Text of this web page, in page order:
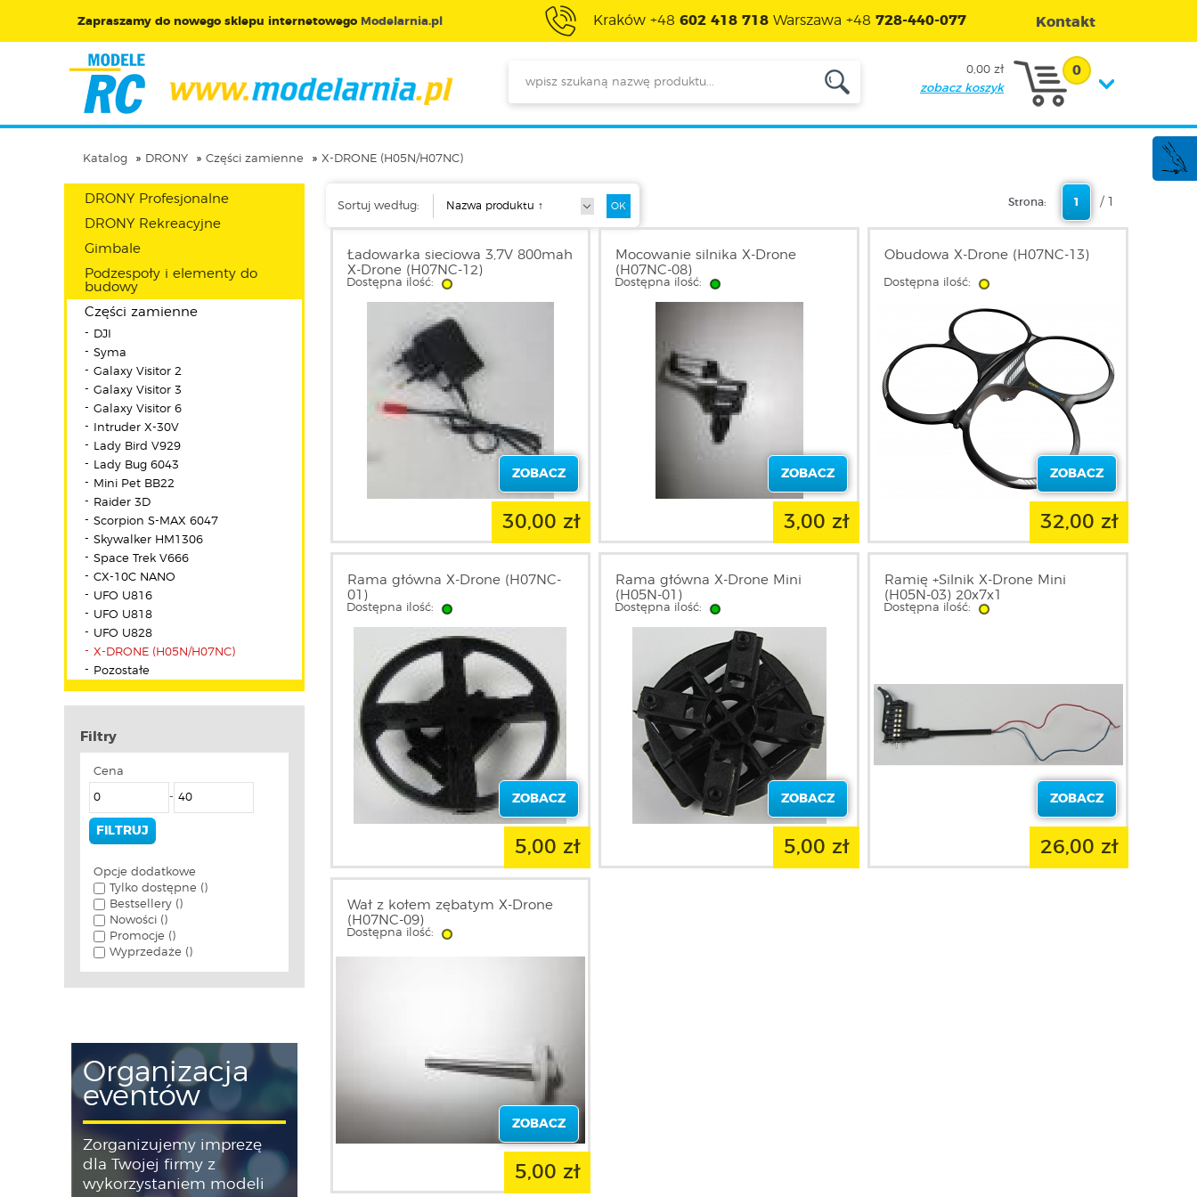
Zapraszamy do nowego sklepu internetowego Modelarnia.pl Kraków +48 602 418 718Warszawa +48 728-440-077 Kontakt
0,00 zł
zobacz koszyk
0
Katalog DRONY Części zamienne X-DRONE (H05N/H07NC)
DRONY Profesjonalne
DRONY Rekreacyjne
Gimbale
Podzespoły i elementy do
budowy
Części zamienne
DJI
Syma
Galaxy Visitor 2
Galaxy Visitor 3
Galaxy Visitor 6
Intruder X-30V
Lady Bird V929
Lady Bug 6043
Mini Pet BB22
Raider 3D
Scorpion S-MAX 6047
Skywalker HM1306
Space Trek V666
CX-10C NANO
UFO U816
UFO U818
UFO U828
X-DRONE (H05N/H07NC)
Pozostałe
Filtry
Cena
-
Opcje dodatkowe
Tylko dostępne ()
Bestsellery ()
Nowości ()
Promocje ()
Wyprzedaże ()
Organizacja
eventów
Zorganizujemy imprezę
dla Twojej firmy z
wykorzystaniem modeli
Sortuj według: Strona: 1 / 1
Ładowarka sieciowa 3,7V 800mah
X-Drone (H07NC-12)
Dostępna ilość:
ZOBACZ
30,00 zł
Mocowanie silnika X-Drone
(H07NC-08)
Dostępna ilość:
ZOBACZ
3,00 zł
Obudowa X-Drone (H07NC-13)
Dostępna ilość:
ZOBACZ
32,00 zł
Rama główna X-Drone (H07NC-
01)
Dostępna ilość:
ZOBACZ
5,00 zł
Rama główna X-Drone Mini
(H05N-01)
Dostępna ilość:
ZOBACZ
5,00 zł
Ramię +Silnik X-Drone Mini
(H05N-03) 20x7x1
Dostępna ilość:
ZOBACZ
26,00 zł
Wał z kołem zębatym X-Drone
(H07NC-09)
Dostępna ilość:
ZOBACZ
5,00 zł